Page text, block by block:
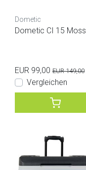
Dometic
Dometic CI 15 Moss
EUR 99,00 EUR 149,00
Vergleichen